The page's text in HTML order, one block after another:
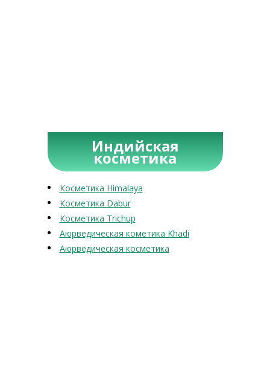
Индийская
косметика
Косметика Himalaya
Косметика Dabur
Косметика Trichup
Аюрведическая кометика Khadi
Аюрведическая косметика